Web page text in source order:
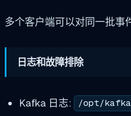
多个客户端可以对同一批事
日志和故障排除
Kafka 日志: /opt/